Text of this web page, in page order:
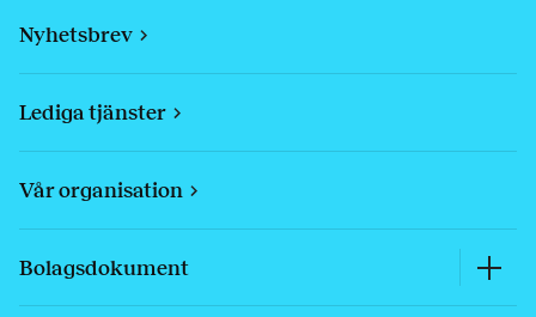
Nyhetsbrev
Lediga tjänster
Vår organisation
Bolagsdokument